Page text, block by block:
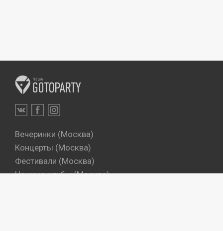
Вечеринки (Москва)
Концерты (Москва)
Фестивали (Москва)
Ночные клубы (Москва)